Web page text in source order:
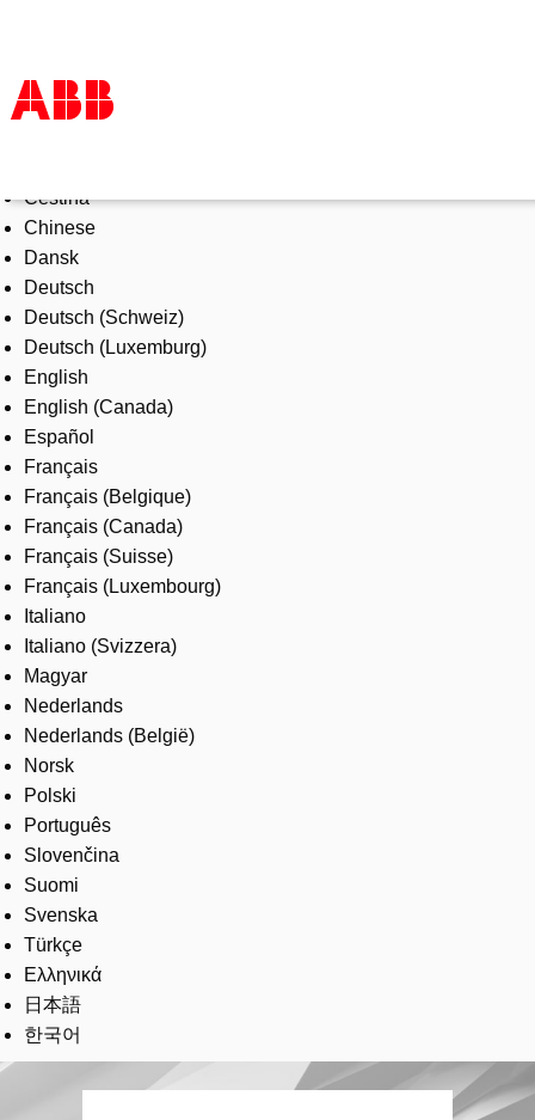
Products & Solutions
Industries
Services
About us
Where to buy
Contact us
Careers
Čeština
Chinese
Dansk
Deutsch
Deutsch (Schweiz)
Deutsch (Luxemburg)
English
English (Canada)
Español
Français
Français (Belgique)
Français (Canada)
Français (Suisse)
Français (Luxembourg)
Italiano
Italiano (Svizzera)
Magyar
Nederlands
Nederlands (België)
Norsk
Polski
Português
Slovenčina
Suomi
Svenska
Türkçe
Ελληνικά
日本語
한국어